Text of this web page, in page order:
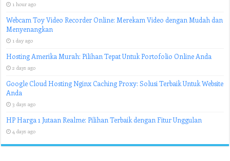
1 hour ago
Webcam Toy Video Recorder Online: Merekam Video dengan Mudah dan
Menyenangkan
1 day ago
Hosting Amerika Murah: Pilihan Tepat Untuk Portofolio Online Anda
2 days ago
Google Cloud Hosting Nginx Caching Proxy: Solusi Terbaik Untuk Website
Anda
3 days ago
HP Harga 1 Jutaan Realme: Pilihan Terbaik dengan Fitur Unggulan
4 days ago